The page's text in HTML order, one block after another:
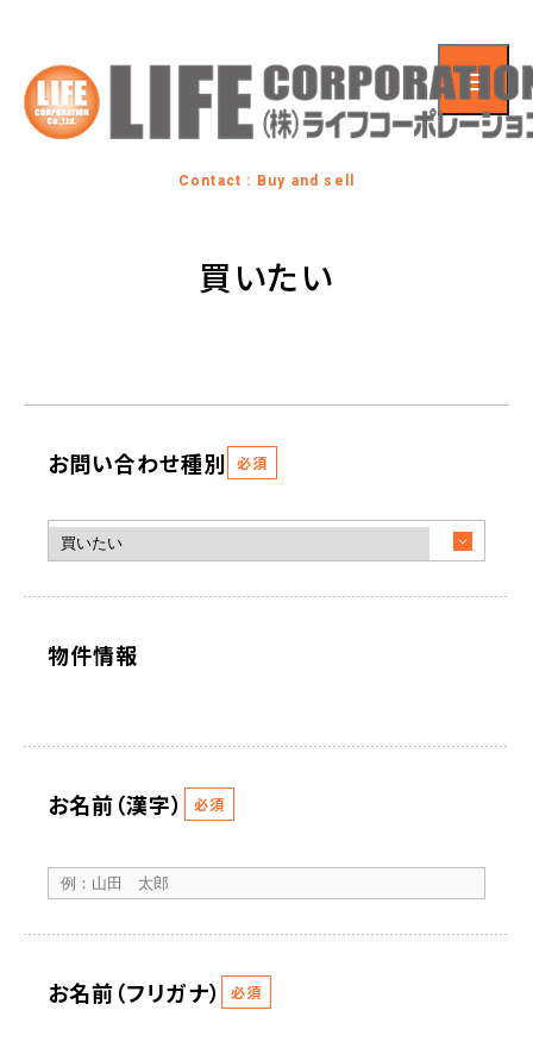
Contact : Buy and sell
買いたい
お問い合わせ種別 必須
物件情報
お名前（漢字） 必須
お名前（フリガナ） 必須